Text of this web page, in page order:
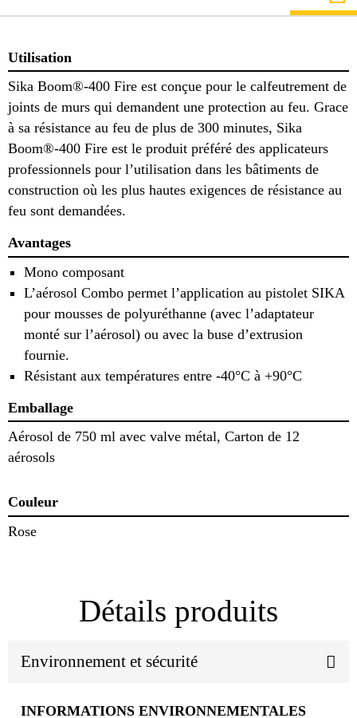
Utilisation
Sika Boom®-400 Fire est conçue pour le calfeutrement de
joints de murs qui demandent une protection au feu. Grace
à sa résistance au feu de plus de 300 minutes, Sika
Boom®-400 Fire est le produit préféré des applicateurs
professionnels pour l’utilisation dans les bâtiments de
construction où les plus hautes exigences de résistance au
feu sont demandées.
Avantages
Mono composant
L’aérosol Combo permet l’application au pistolet SIKA
pour mousses de polyuréthanne (avec l’adaptateur
monté sur l’aérosol) ou avec la buse d’extrusion
fournie.
Résistant aux températures entre -40°C à +90°C
Emballage
Aérosol de 750 ml avec valve métal, Carton de 12
aérosols
Couleur
Rose
Détails produits
Environnement et sécurité
INFORMATIONS ENVIRONNEMENTALES